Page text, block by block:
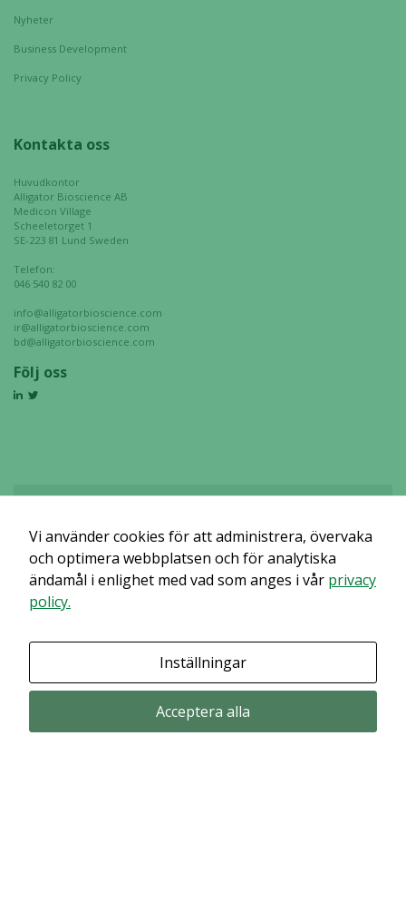
Nyheter
Business Development
Privacy Policy
Kontakta oss
Huvudkontor
Alligator Bioscience AB
Medicon Village
Scheeletorget 1
SE-223 81 Lund Sweden
Telefon:
046 540 82 00
info@alligatorbioscience.com
ir@alligatorbioscience.com
bd@alligatorbioscience.com
Följ oss
Det verkar som om dina inställningar hindrar dig från att se detta
avstängt.
Vi använder cookies för att administrera, övervaka
och optimera webbplatsen och för analytiska
ändamål i enlighet med vad som anges i vår privacy
policy.
Inställningar
Acceptera alla